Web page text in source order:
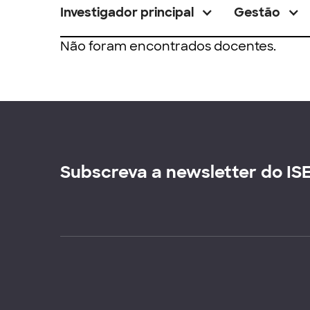
Investigador principal Gestão
Não foram encontrados docentes.
Subscreva a newsletter do